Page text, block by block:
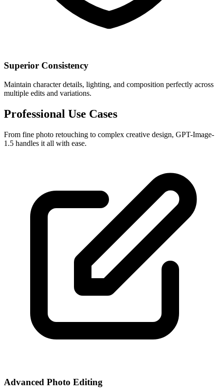
Superior Consistency
Maintain character details, lighting, and composition perfectly across
multiple edits and variations.
Professional Use Cases
From fine photo retouching to complex creative design, GPT-Image-
1.5 handles it all with ease.
Advanced Photo Editing